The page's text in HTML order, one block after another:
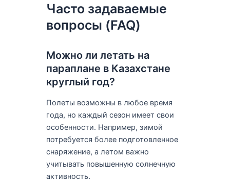
Часто задаваемые
вопросы (FAQ)
Можно ли летать на
параплане в Казахстане
круглый год?
Полеты возможны в любое время
года, но каждый сезон имеет свои
особенности. Например, зимой
потребуется более подготовленное
снаряжение, а летом важно
учитывать повышенную солнечную
активность.